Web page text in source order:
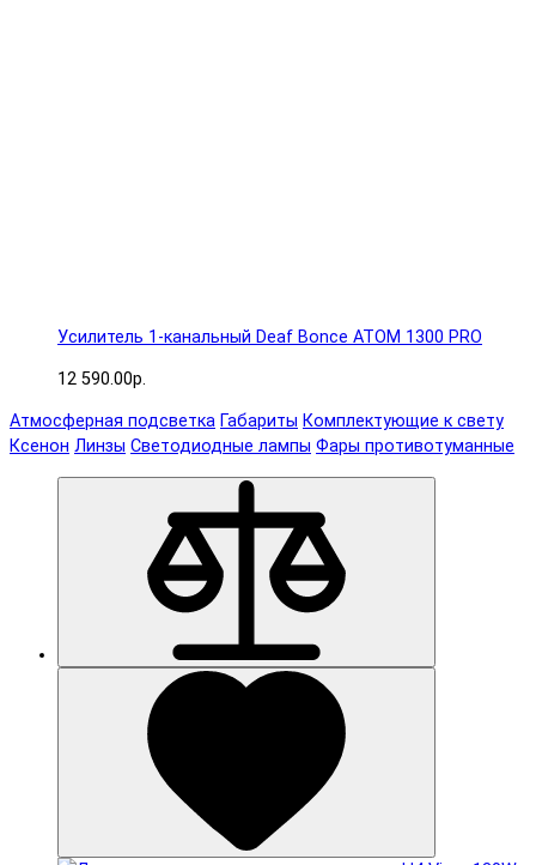
Усилитель 1-канальный Deaf Bonce ATOM 1300 PRO
12 590.00р.
Атмосферная подсветка Габариты Комплектующие к свету
Ксенон Линзы Светодиодные лампы Фары противотуманные